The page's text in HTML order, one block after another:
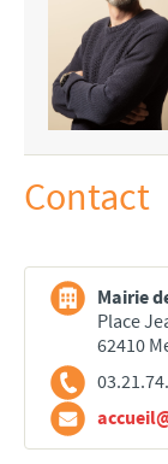
Contact
Mairie
Place
62410